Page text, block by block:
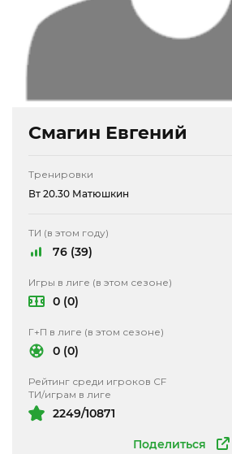
Смагин Евгений
Поделиться
Тренировки
Вт 20.30 Матюшкин
ТИ (в этом году)
76 (39)
Игры в лиге (в этом сезоне)
0 (0)
Г+П в лиге (в этом сезоне)
0 (0)
Рейтинг среди игроков CF
ТИ/играм в лиге
2249/10871